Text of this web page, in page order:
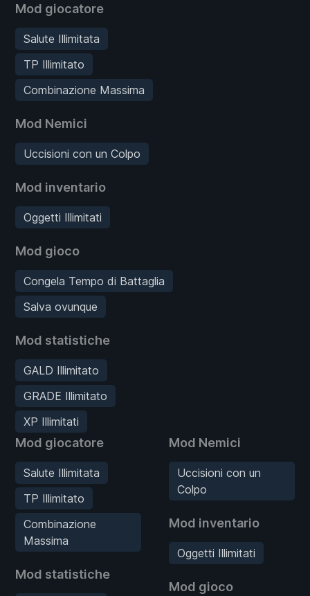
Mod giocatore
Salute Illimitata
TP Illimitato
Combinazione Massima
Mod Nemici
Uccisioni con un Colpo
Mod inventario
Oggetti Illimitati
Mod gioco
Congela Tempo di Battaglia
Salva ovunque
Mod statistiche
GALD Illimitato
GRADE Illimitato
XP Illimitati
Mod giocatore
Salute Illimitata
TP Illimitato
Combinazione
Massima
Mod statistiche
Mod Nemici
Uccisioni con un
Colpo
Mod inventario
Oggetti Illimitati
Mod gioco